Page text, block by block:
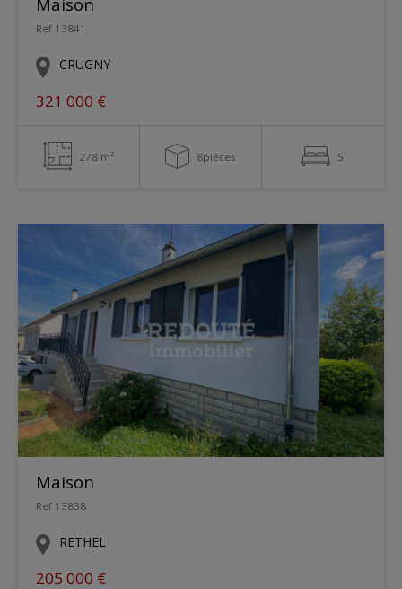
Ref 13841
CRUGNY
321 000 €
278 m² 8pièces 5
Maison
Ref 13838
RETHEL
205 000 €